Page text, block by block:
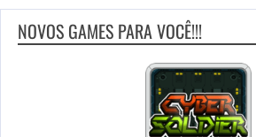
NOVOS GAMES PARA VOCÊ!!!